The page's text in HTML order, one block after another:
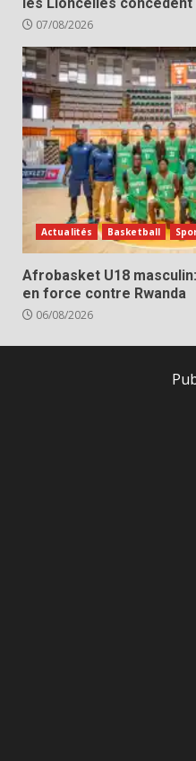
les Lioncelles
07/08/2026
Actualités Basketball
Afrobasket U18
en force contre Rwanda
06/08/2026